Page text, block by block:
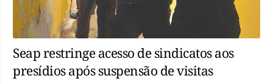
Seap restringe acesso de sindicatos aos
presídios após suspensão de visitas